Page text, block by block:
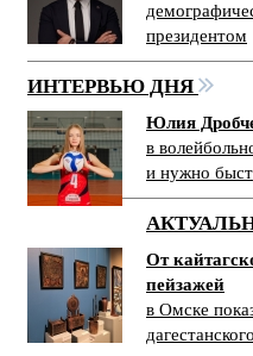
президентом
ИНТЕРВЬЮ ДНЯ
Юлия
в
и нужно
От
пейзажей
в Омске